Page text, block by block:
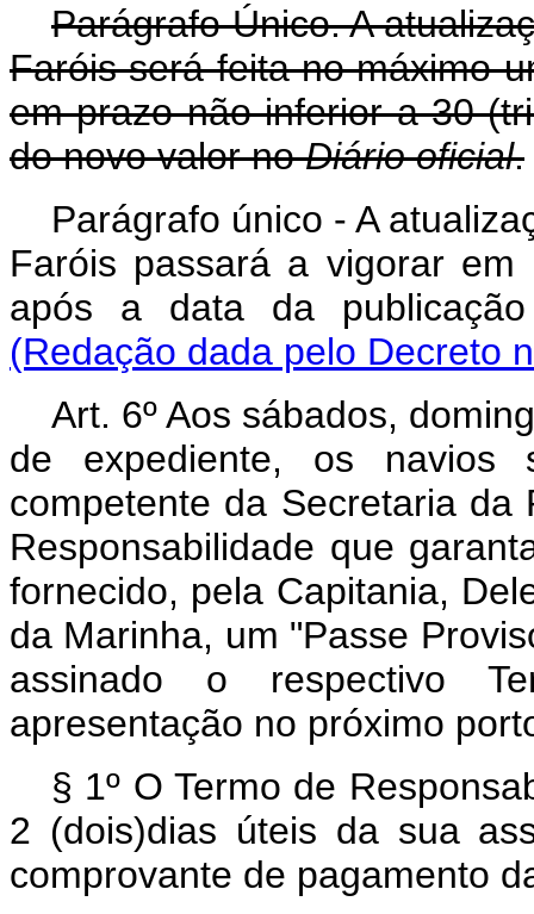
Parágrafo Único. A
Faróis será feita no máximo
em prazo não inferior a 30
do novo valor noDiário oficial.
Parágrafo único - A
Faróis passará a vigorar
após a data da
(Redação dada pelo Decreto
Art. 6º Aos sábados,
de expediente, os navios
competente da Secretaria da
Responsabilidade que
fornecido, pela Capitania,
da Marinha, um "Passe
assinado o respectivo
apresentação no próximo
§ 1º O Termo de
2 (dois)dias úteis da sua
comprovante de pagamento